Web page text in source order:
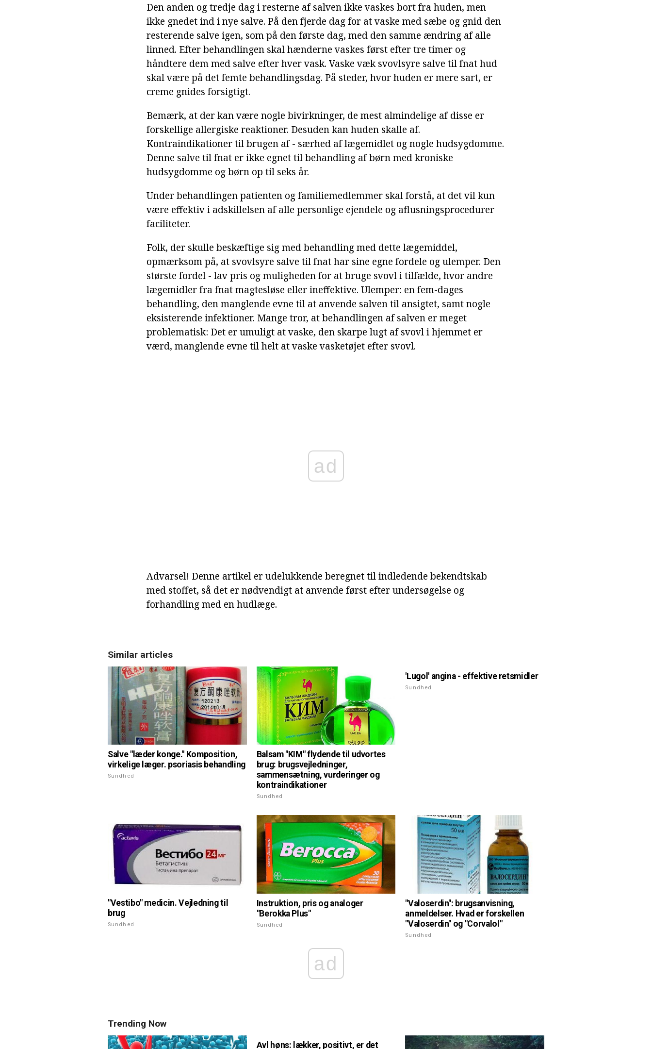
Den anden og tredje dag i resterne af salven ikke vaskes bort fra huden, men
ikke gnedet ind i nye salve. På den fjerde dag for at vaske med sæbe og gnid den
resterende salve igen, som på den første dag, med den samme ændring af alle
linned. Efter behandlingen skal hænderne vaskes først efter tre timer og
håndtere dem med salve efter hver vask. Vaske væk svovlsyre salve til fnat hud
skal være på det femte behandlingsdag. På steder, hvor huden er mere sart, er
creme gnides forsigtigt.
Bemærk, at der kan være nogle bivirkninger, de mest almindelige af disse er
forskellige allergiske reaktioner. Desuden kan huden skalle af.
Kontraindikationer til brugen af - særhed af lægemidlet og nogle hudsygdomme.
Denne salve til fnat er ikke egnet til behandling af børn med kroniske
hudsygdomme og børn op til seks år.
Under behandlingen patienten og familiemedlemmer skal forstå, at det vil kun
være effektiv i adskillelsen af alle personlige ejendele og aflusningsprocedurer
faciliteter.
Folk, der skulle beskæftige sig med behandling med dette lægemiddel,
opmærksom på, at svovlsyre salve til fnat har sine egne fordele og ulemper. Den
største fordel - lav pris og muligheden for at bruge svovl i tilfælde, hvor andre
lægemidler fra fnat magtesløse eller ineffektive. Ulemper: en fem-dages
behandling, den manglende evne til at anvende salven til ansigtet, samt nogle
eksisterende infektioner. Mange tror, at behandlingen af salven er meget
problematisk: Det er umuligt at vaske, den skarpe lugt af svovl i hjemmet er
værd, manglende evne til helt at vaske vasketøjet efter svovl.
ad
Advarsel! Denne artikel er udelukkende beregnet til indledende bekendtskab
med stoffet, så det er nødvendigt at anvende først efter undersøgelse og
forhandling med en hudlæge.
Similar articles
Salve "læder konge." Komposition,
virkelige læger. psoriasis behandling
Sundhed
Balsam "KIM" flydende til udvortes
brug: brugsvejledninger,
sammensætning, vurderinger og
kontraindikationer
Sundhed
'Lugol' angina - effektive retsmidler
Sundhed
"Vestibo" medicin. Vejledning til
brug
Sundhed
Instruktion, pris og analoger
"Berokka Plus"
Sundhed
"Valoserdin": brugsanvisning,
anmeldelser. Hvad er forskellen
"Valoserdin" og "Corvalol"
Sundhed
ad
Trending Now
Avl høns: lækker, positivt, er det